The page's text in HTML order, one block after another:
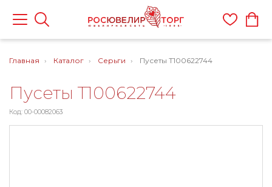
Главная Каталог Серьги Пусеты Т100622744
Пусеты Т100622744
Код: 00-00082063